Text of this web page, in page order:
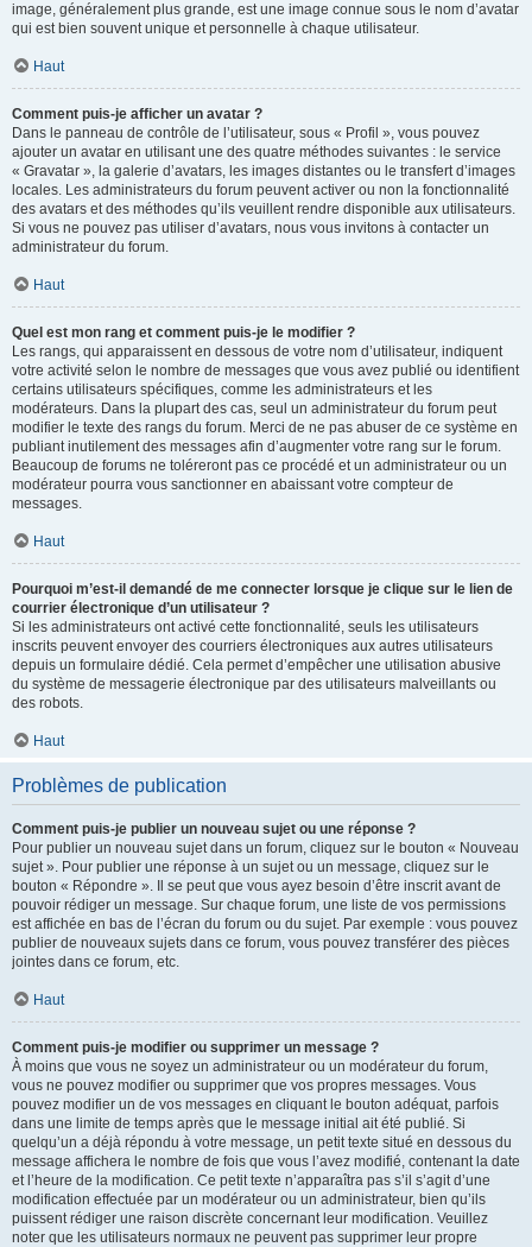
image, généralement plus grande, est une image connue sous le nom d’avatar
qui est bien souvent unique et personnelle à chaque utilisateur.
Haut
Comment puis-je afficher un avatar ?
Dans le panneau de contrôle de l’utilisateur, sous « Profil », vous pouvez
ajouter un avatar en utilisant une des quatre méthodes suivantes : le service
« Gravatar », la galerie d’avatars, les images distantes ou le transfert d’images
locales. Les administrateurs du forum peuvent activer ou non la fonctionnalité
des avatars et des méthodes qu’ils veuillent rendre disponible aux utilisateurs.
Si vous ne pouvez pas utiliser d’avatars, nous vous invitons à contacter un
administrateur du forum.
Haut
Quel est mon rang et comment puis-je le modifier ?
Les rangs, qui apparaissent en dessous de votre nom d’utilisateur, indiquent
votre activité selon le nombre de messages que vous avez publié ou identifient
certains utilisateurs spécifiques, comme les administrateurs et les
modérateurs. Dans la plupart des cas, seul un administrateur du forum peut
modifier le texte des rangs du forum. Merci de ne pas abuser de ce système en
publiant inutilement des messages afin d’augmenter votre rang sur le forum.
Beaucoup de forums ne toléreront pas ce procédé et un administrateur ou un
modérateur pourra vous sanctionner en abaissant votre compteur de
messages.
Haut
Pourquoi m’est-il demandé de me connecter lorsque je clique sur le lien de
courrier électronique d’un utilisateur ?
Si les administrateurs ont activé cette fonctionnalité, seuls les utilisateurs
inscrits peuvent envoyer des courriers électroniques aux autres utilisateurs
depuis un formulaire dédié. Cela permet d’empêcher une utilisation abusive
du système de messagerie électronique par des utilisateurs malveillants ou
des robots.
Haut
Problèmes de publication
Comment puis-je publier un nouveau sujet ou une réponse ?
Pour publier un nouveau sujet dans un forum, cliquez sur le bouton « Nouveau
sujet ». Pour publier une réponse à un sujet ou un message, cliquez sur le
bouton « Répondre ». Il se peut que vous ayez besoin d’être inscrit avant de
pouvoir rédiger un message. Sur chaque forum, une liste de vos permissions
est affichée en bas de l’écran du forum ou du sujet. Par exemple : vous pouvez
publier de nouveaux sujets dans ce forum, vous pouvez transférer des pièces
jointes dans ce forum, etc.
Haut
Comment puis-je modifier ou supprimer un message ?
À moins que vous ne soyez un administrateur ou un modérateur du forum,
vous ne pouvez modifier ou supprimer que vos propres messages. Vous
pouvez modifier un de vos messages en cliquant le bouton adéquat, parfois
dans une limite de temps après que le message initial ait été publié. Si
quelqu’un a déjà répondu à votre message, un petit texte situé en dessous du
message affichera le nombre de fois que vous l’avez modifié, contenant la date
et l’heure de la modification. Ce petit texte n’apparaîtra pas s’il s’agit d’une
modification effectuée par un modérateur ou un administrateur, bien qu’ils
puissent rédiger une raison discrète concernant leur modification. Veuillez
noter que les utilisateurs normaux ne peuvent pas supprimer leur propre